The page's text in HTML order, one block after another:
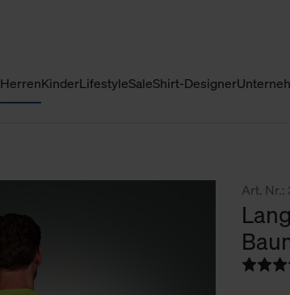
HerrenKinderLifestyleSaleShirt-Designer
Art. Nr.: